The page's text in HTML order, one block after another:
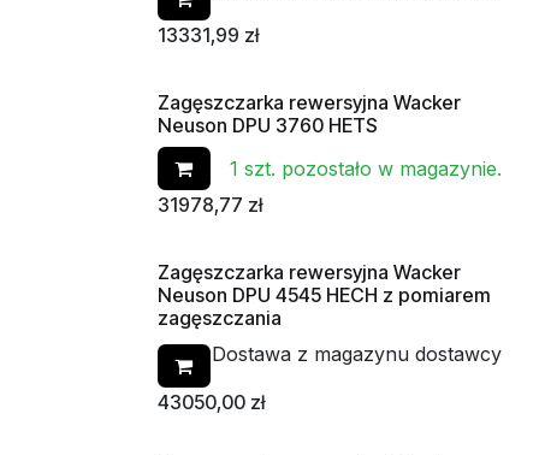
13331,99 zł
Zagęszczarka rewersyjna Wacker
Neuson DPU 3760 HETS
1 szt. pozostało w magazynie.
31978,77 zł
Zagęszczarka rewersyjna Wacker
Neuson DPU 4545 HECH z pomiarem
zagęszczania
Dostawa z magazynu dostawcy
43050,00 zł